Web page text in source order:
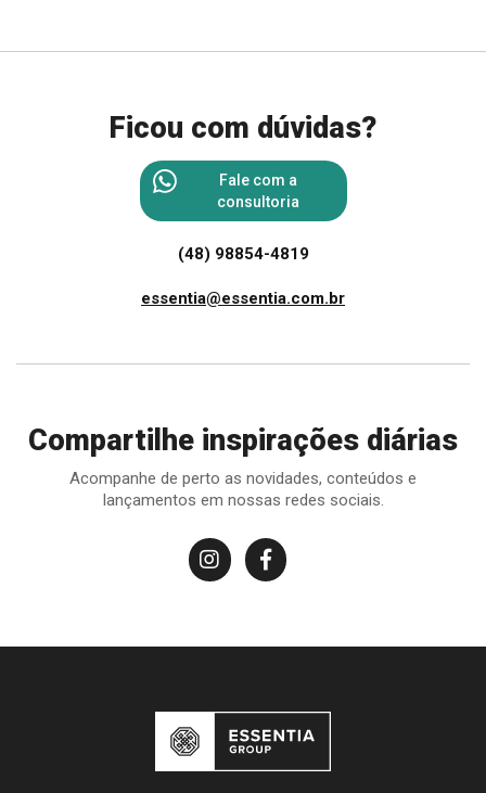
Ficou com dúvidas?
Fale com a
consultoria
(48) 98854-4819
essentia@essentia.com.br
Compartilhe inspirações diárias
Acompanhe de perto as novidades, conteúdos e
lançamentos em nossas redes sociais.